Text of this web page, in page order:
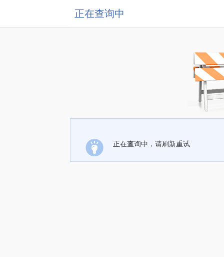
正在查询中
正在查询中，请刷新重试